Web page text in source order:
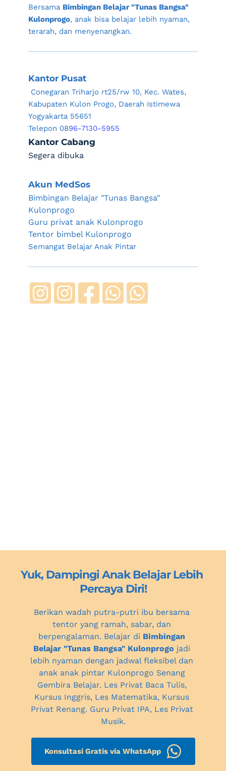
Bersama Bimbingan Belajar "Tunas Bangsa"
Kulonprogo, anak bisa belajar lebih nyaman,
terarah, dan menyenangkan.
Kantor Pusat
Kabupaten Kulon Progo, Daerah Istimewa
Yogyakarta 55651
Telepon 0896-7130-5955
Kantor Cabang
Segera dibuka
Akun MedSos
Bimbingan Belajar "Tunas Bangsa"
Kulonprogo
Guru privat anak Kulonprogo
Tentor bimbel Kulonprogo
Semangat Belajar Anak Pintar
Yuk, Dampingi Anak Belajar Lebih
Percaya Diri!
Berikan wadah putra-putri ibu bersama
tentor yang ramah, sabar, dan
berpengalaman. Belajar di Bimbingan
Belajar "Tunas Bangsa" Kulonprogo jadi
lebih nyaman dengan jadwal fleksibel dan
anak anak pintar Kulonprogo Senang
Gembira Belajar. Les Privat Baca Tulis,
Kursus Inggris, Les Matematika, Kursus
Privat Renang. Guru Privat IPA, Les Privat
Musik.
Konsultasi Gratis via WhatsApp